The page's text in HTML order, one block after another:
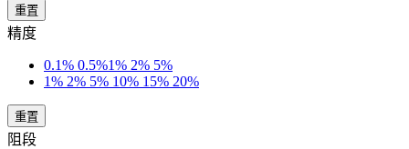
重置
精度
0.1% 0.5%1% 2% 5%
1% 2% 5% 10% 15% 20%
重置
阻段